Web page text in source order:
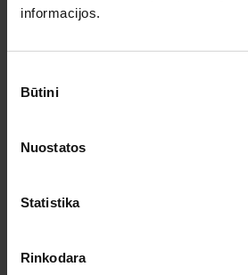
informacijos.
pasirinkimas
Būtini
Nuostatos
Statistika
Rinkodara